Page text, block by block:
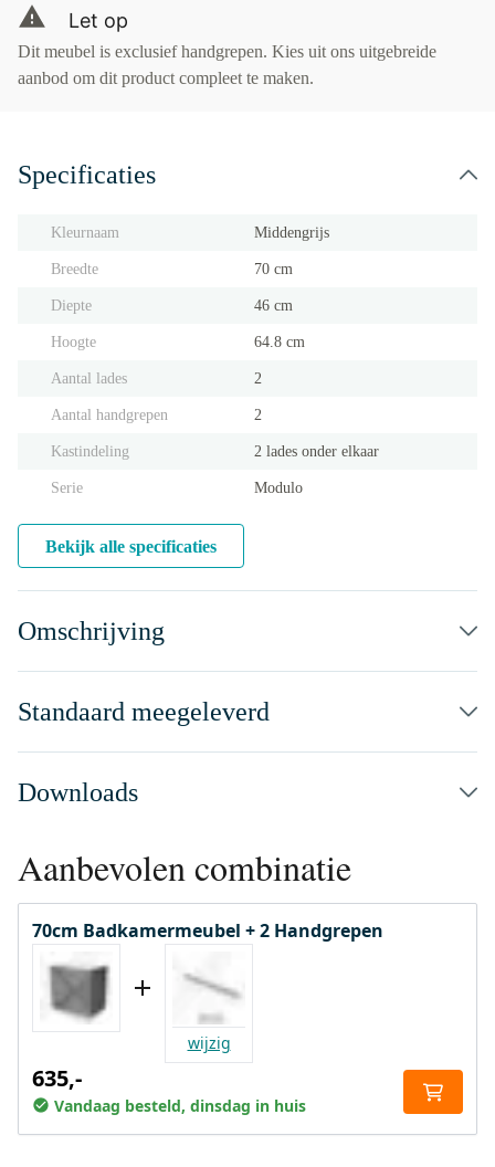
Let op
Dit meubel is exclusief handgrepen. Kies uit ons uitgebreide
aanbod om dit product compleet te maken.
Specificaties
Kleurnaam Middengrijs
Breedte 70 cm
Diepte 46 cm
Hoogte 64.8 cm
Aantal lades 2
Aantal handgrepen 2
Kastindeling 2 lades onder elkaar
Serie Modulo
Bekijk alle specificaties
Omschrijving
Standaard meegeleverd
Downloads
Aanbevolen combinatie
70cm Badkamermeubel + 2 Handgrepen
wijzig
635,-
Vandaag besteld, dinsdag in huis